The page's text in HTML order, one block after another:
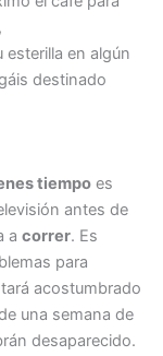
esterilla en algún
destinado
tiempo es
antes de
a correr. Es
para
acostumbrado
una semana de
desaparecido.